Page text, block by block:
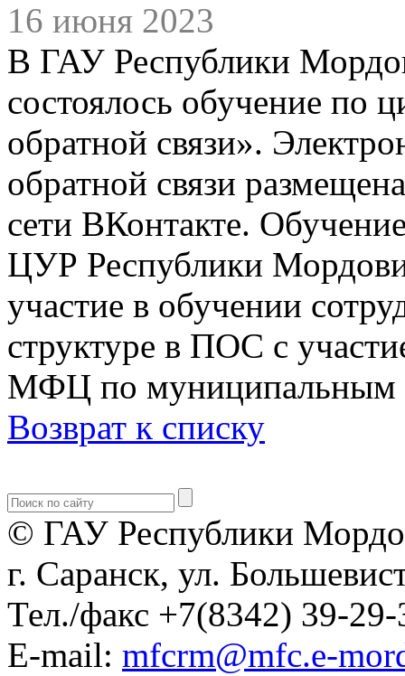
16 июня 2023
В ГАУ Республики
состоялось обучение по
обратной связи».
обратной связи
сети ВКонтакте.
ЦУР Республики
участие в обучении
структуре в ПОС с
МФЦ по муниципальным
Возврат к списку
© ГАУ Республики
г. Саранск, ул.
Тел./факс +7(8342) 39-29-
E-mail: mfcrm@mfc.e-